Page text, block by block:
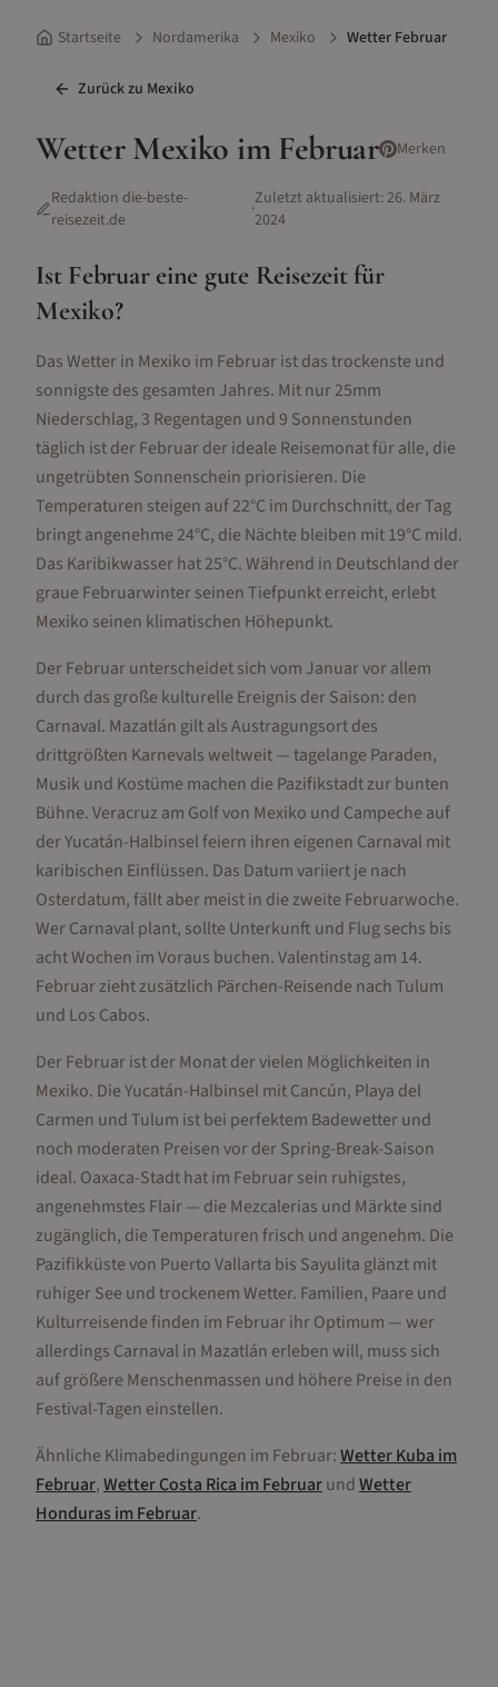
Startseite Nordamerika Mexiko Wetter Februar
Zurück zu Mexiko
WetterMexiko imFebruar Merken
Redaktion die-beste-
reisezeit.de
·Zuletzt aktualisiert:26. März
2024
Ist Februareine gute Reisezeit für
Mexiko?
Das Wetter in Mexiko im Februar ist das trockenste und
sonnigste des gesamten Jahres. Mit nur 25mm
Niederschlag, 3 Regentagen und 9 Sonnenstunden
täglich ist der Februar der ideale Reisemonat für alle, die
ungetrübten Sonnenschein priorisieren. Die
Temperaturen steigen auf 22°C im Durchschnitt, der Tag
bringt angenehme 24°C, die Nächte bleiben mit 19°C mild.
Das Karibikwasser hat 25°C. Während in Deutschland der
graue Februarwinter seinen Tiefpunkt erreicht, erlebt
Mexiko seinen klimatischen Höhepunkt.
Der Februar unterscheidet sich vom Januar vor allem
durch das große kulturelle Ereignis der Saison: den
Carnaval. Mazatlán gilt als Austragungsort des
drittgrößten Karnevals weltweit — tagelange Paraden,
Musik und Kostüme machen die Pazifikstadt zur bunten
Bühne. Veracruz am Golf von Mexiko und Campeche auf
der Yucatán-Halbinsel feiern ihren eigenen Carnaval mit
karibischen Einflüssen. Das Datum variiert je nach
Osterdatum, fällt aber meist in die zweite Februarwoche.
Wer Carnaval plant, sollte Unterkunft und Flug sechs bis
acht Wochen im Voraus buchen. Valentinstag am 14.
Februar zieht zusätzlich Pärchen-Reisende nach Tulum
und Los Cabos.
Der Februar ist der Monat der vielen Möglichkeiten in
Mexiko. Die Yucatán-Halbinsel mit Cancún, Playa del
Carmen und Tulum ist bei perfektem Badewetter und
noch moderaten Preisen vor der Spring-Break-Saison
ideal. Oaxaca-Stadt hat im Februar sein ruhigstes,
angenehmstes Flair — die Mezcalerias und Märkte sind
zugänglich, die Temperaturen frisch und angenehm. Die
Pazifikküste von Puerto Vallarta bis Sayulita glänzt mit
ruhiger See und trockenem Wetter. Familien, Paare und
Kulturreisende finden im Februar ihr Optimum — wer
allerdings Carnaval in Mazatlán erleben will, muss sich
auf größere Menschenmassen und höhere Preise in den
Festival-Tagen einstellen.
Ähnliche Klimabedingungen im Februar:WetterKuba im
Februar,WetterCosta Rica imFebruarundWetter
HondurasimFebruar.